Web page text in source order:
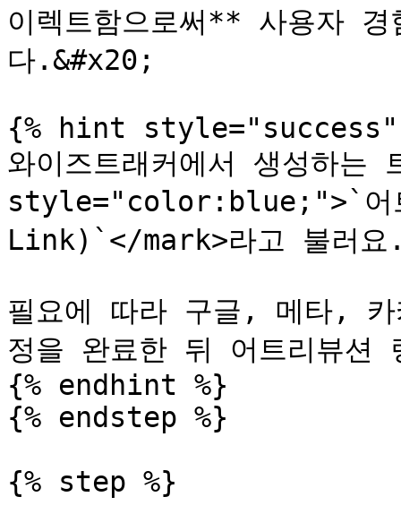
이렉트함으로써** 사용자
다.&#x20;
{% hint style="success"
와이즈트래커에서 생성하는
style="color:blue;">`어
Link)`</mark>라고 불러
필요에 따라 구글, 메타,
정을 완료한 뒤 어트리뷰션
{% endhint %}
{% endstep %}
{% step %}